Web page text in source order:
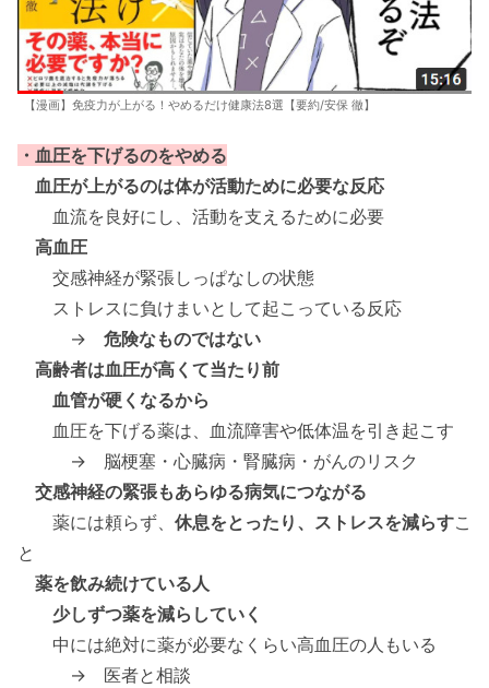
【漫画】免疫力が上がる！やめるだけ健康法8選【要約/安保 徹】
・血圧を下げるのをやめる
血圧が上がるのは体が活動ために必要な反応
血流を良好にし、活動を支えるために必要
高血圧
交感神経が緊張しっぱなしの状態
ストレスに負けまいとして起こっている反応
→ 危険なものではない
高齢者は血圧が高くて当たり前
血管が硬くなるから
血圧を下げる薬は、血流障害や低体温を引き起こす
→ 脳梗塞・心臓病・腎臓病・がんのリスク
交感神経の緊張もあらゆる病気につながる
薬には頼らず、 休息をとったり、ストレスを減らすこ
と
薬を飲み続けている人
少しずつ薬を減らしていく
中には絶対に薬が必要なくらい高血圧の人もいる
→ 医者と相談